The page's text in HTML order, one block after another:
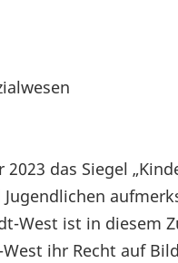
das Siegel
West ist in diesem
ihr Recht auf